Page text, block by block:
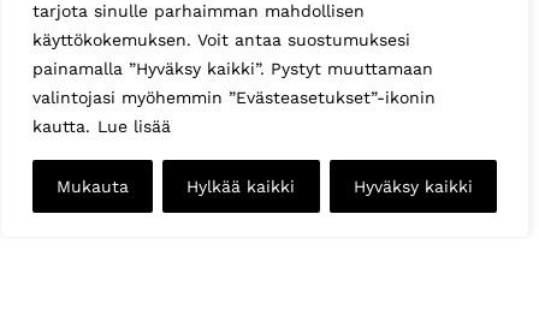
tarjota sinulle parhaimman mahdollisen
käyttökokemuksen. Voit antaa suostumuksesi
painamalla ”Hyväksy kaikki”. Pystyt muuttamaan
valintojasi myöhemmin ”Evästeasetukset”-ikonin
kautta. Lue lisää
Mukauta Hylkää kaikki Hyväksy kaikki